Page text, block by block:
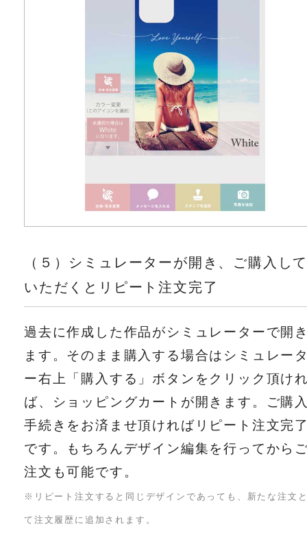
（５）シミュレーターが開き、ご購入し
いただくとリピート注文完了
過去に作成した作品がシミュレーターで開
ます。そのまま購入する場合はシミュレー
ー右上「購入する」ボタンをクリック頂け
ば、ショッピングカートが開きます。ご購
手続きをお済ませ頂ければリピート注文完
です。もちろんデザイン編集を行ってから
注文も可能です。
※リピート注文すると同じデザインであっても、新たな注文
て注文履歴に追加されます。